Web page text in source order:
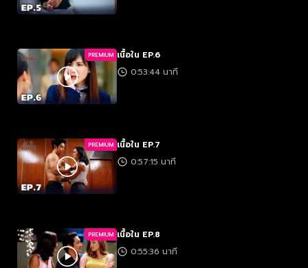
PREMIUM เนื้อใน EP.6
0:53:44 นาที
PREMIUM เนื้อใน EP.7
0:57:15 นาที
PREMIUM เนื้อใน EP.8
0:55:36 นาที